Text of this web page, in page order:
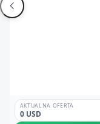
AKTUALNA OFERTA
0 USD